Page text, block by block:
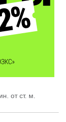
от ст. м.